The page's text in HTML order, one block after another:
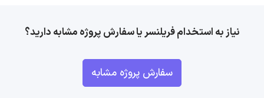
نیاز به استخدام فریلنسر یا سفارش پروژه مشابه دارید؟
سفارش پروژه مشابه